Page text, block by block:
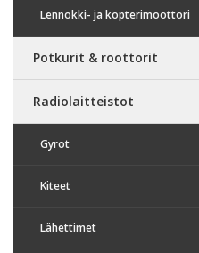
Lennokki- ja kopterimoottori
Potkurit & roottorit
Radiolaitteistot
Gyrot
Kiteet
Lähettimet